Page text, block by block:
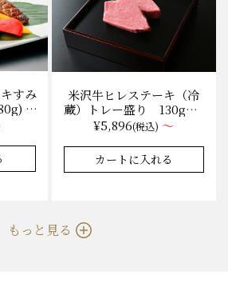
すみ
木
冷蔵
8件
米沢牛ヒレステーキ（冷
蔵）トレー盛り 130g×1
枚から量り売り
¥5,896(税込) ～
★★★★★
★★★★★ 4.9 35件